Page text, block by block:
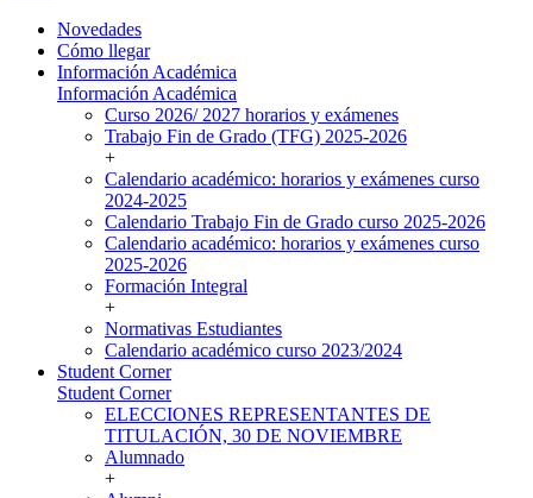
Novedades
Cómo llegar
Información Académica
Información Académica
Curso 2026/ 2027 horarios y exámenes
Trabajo Fin de Grado (TFG) 2025-2026
+
Calendario académico: horarios y exámenes curso
2024-2025
Calendario Trabajo Fin de Grado curso 2025-2026
Calendario académico: horarios y exámenes curso
2025-2026
Formación Integral
+
Normativas Estudiantes
Calendario académico curso 2023/2024
Student Corner
Student Corner
ELECCIONES REPRESENTANTES DE
TITULACIÓN, 30 DE NOVIEMBRE
Alumnado
+